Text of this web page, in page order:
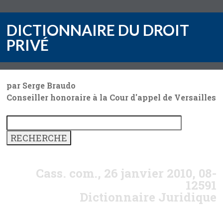
DICTIONNAIRE DU DROIT
PRIVÉ
par Serge Braudo
Conseiller honoraire à la Cour d'appel de Versailles
Cass. com., 26 janvier 2010, 08-
12591
Dictionnaire Juridique